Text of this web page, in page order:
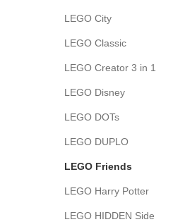
LEGO City
LEGO Classic
LEGO Creator 3 in 1
LEGO Disney
LEGO DOTs
LEGO DUPLO
LEGO Friends
LEGO Harry Potter
LEGO HIDDEN Side